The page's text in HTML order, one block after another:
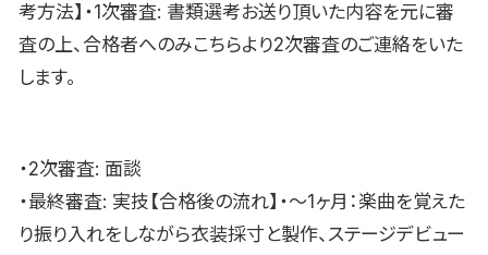
考方法】・1次審査: 書類選考お送り頂いた内容を元に審
査の上、合格者へのみこちらより2次審査のご連絡をいた
します。
・2次審査: 面談
・最終審査: 実技【合格後の流れ】・〜1ヶ月：楽曲を覚えた
り振り入れをしながら衣装採寸と製作、ステージデビュー